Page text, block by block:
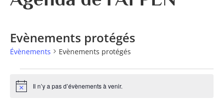
Evènements protégés
Évènements Evènements protégés
Notice Il n’y a pas d’évènements à venir.